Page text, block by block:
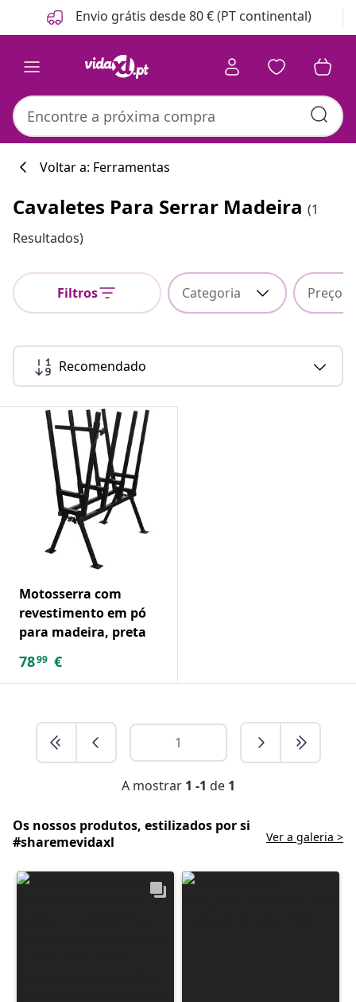
Anterior
Seguinte Envio grátis desde 80 € (PT continental)
Voltar a: Ferramentas
Cavaletes Para Serrar Madeira (1
Resultados)
Filtros Categoria Preço
Recomendado
Motosserra com
revestimento em pó
para madeira, preta
7899 €
A mostrar 1 -1 de 1
Os nossos produtos, estilizados por si
#sharemevidaxl
Ver a galeria >